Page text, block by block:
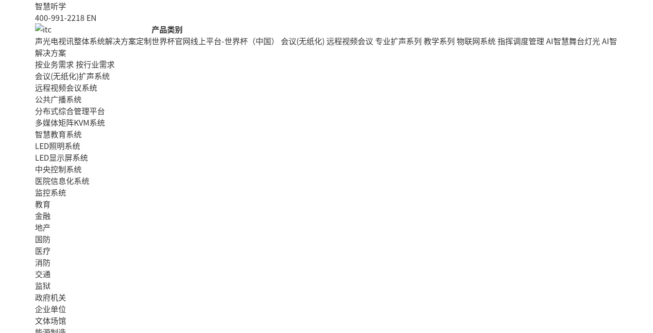
智慧听学
400-991-2218 EN
声光电视讯整体系统解决方案定制
解决方案
按业务需求按行业需求
会议(无纸化)扩声系统
远程视频会议系统
公共广播系统
分布式综合管理平台
多媒体矩阵KVM系统
智慧教育系统
LED照明系统
LED显示屏系统
中央控制系统
医院信息化系统
监控系统
教育
金融
地产
国防
医疗
消防
交通
监狱
政府机关
企业单位
文体场馆
产品类别
世界杯官网线上平台-世界杯（中国） 会议(无纸化) 远程视频会议 专业扩声系列 教学系列 物联网系统指挥调度管理 AI智慧舞台灯光AI智